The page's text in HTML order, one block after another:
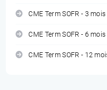
CME Term SOFR - 3 mois
CME Term SOFR - 6 mois
CME Term SOFR - 12